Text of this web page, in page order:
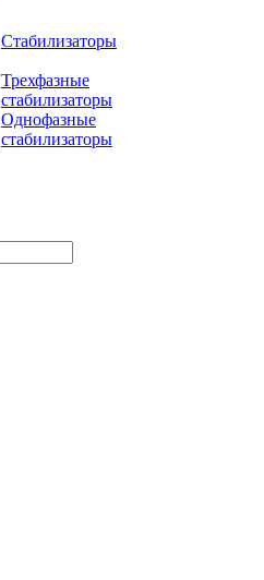
Стабилизаторы
Трехфазные
стабилизаторы
Однофазные
стабилизаторы